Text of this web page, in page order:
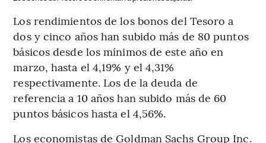
Los rendimientos de los bonos del Tesoro a
dos y cinco años han subido más de 80 puntos
básicos desde los mínimos de este año en
marzo, hasta el 4,19% y el 4,31%
respectivamente. Los de la deuda de
referencia a 10 años han subido más de 60
puntos básicos hasta el 4,56%.
Los economistas de Goldman Sachs Group Inc.